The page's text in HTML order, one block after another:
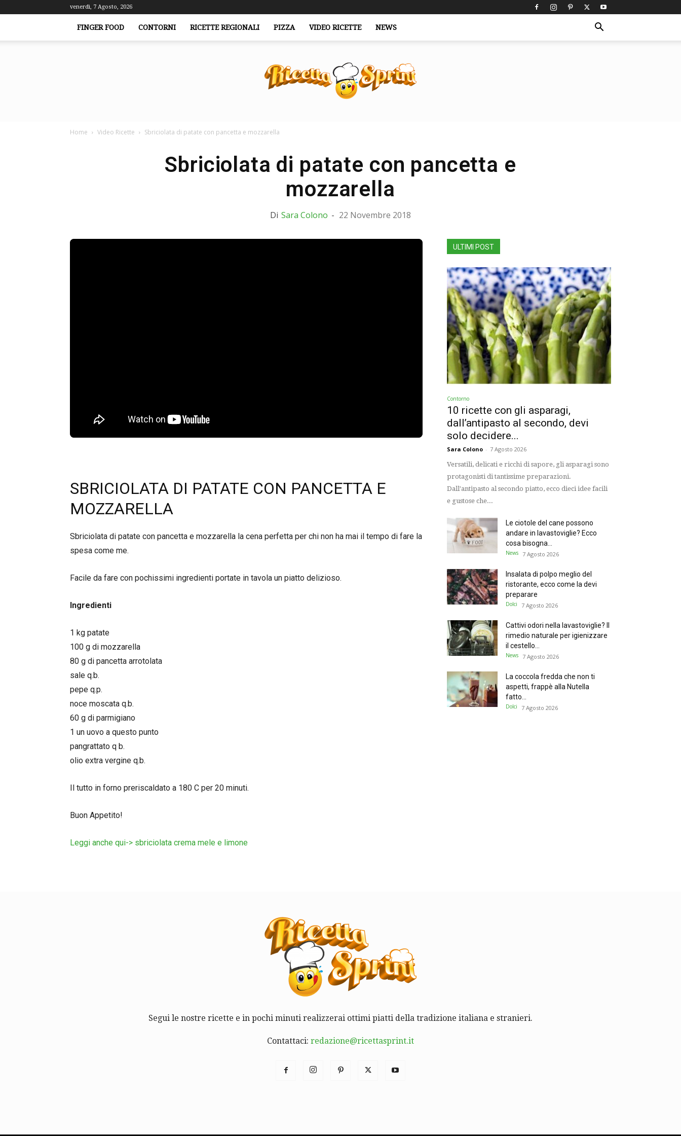
venerdì, 7 Agosto, 2026
FINGER FOOD CONTORNI RICETTE REGIONALI PIZZA VIDEO RICETTE NEWS
Home Video Ricette Sbriciolata di patate con pancetta e mozzarella
Sbriciolata di patate con pancetta e
mozzarella
Di Sara Colono - 22 Novembre 2018
SBRICIOLATA DI PATATE CON PANCETTA E
MOZZARELLA
Sbriciolata di patate con pancetta e mozzarella la cena perfetta per chi non ha mai il tempo di fare la
spesa come me.
Facile da fare con pochissimi ingredienti portate in tavola un piatto delizioso.
Ingredienti
1 kg patate
100 g di mozzarella
80 g di pancetta arrotolata
sale q.b.
pepe q.p.
noce moscata q.b.
60 g di parmigiano
1 un uovo a questo punto
pangrattato q b.
olio extra vergine q.b.
Il tutto in forno preriscaldato a 180 C per 20 minuti.
Buon Appetito!
Leggi anche qui-> sbriciolata crema mele e limone
ULTIMI POST
Contorno
10 ricette con gli asparagi,
dall’antipasto al secondo, devi
solo decidere...
Sara Colono - 7 Agosto 2026
Versatili, delicati e ricchi di sapore, gli asparagi sono
protagonisti di tantissime preparazioni.
Dall'antipasto al secondo piatto, ecco dieci idee facili
e gustose che...
Le ciotole del cane possono
andare in lavastoviglie? Ecco
cosa bisogna...
News 7 Agosto 2026
Insalata di polpo meglio del
ristorante, ecco come la devi
preparare
Dolci 7 Agosto 2026
Cattivi odori nella lavastoviglie? Il
rimedio naturale per igienizzare
il cestello...
News 7 Agosto 2026
La coccola fredda che non ti
aspetti, frappè alla Nutella
fatto...
Dolci 7 Agosto 2026
Segui le nostre ricette e in pochi minuti realizzerai ottimi piatti della tradizione italiana e stranieri.
Contattaci: redazione@ricettasprint.it